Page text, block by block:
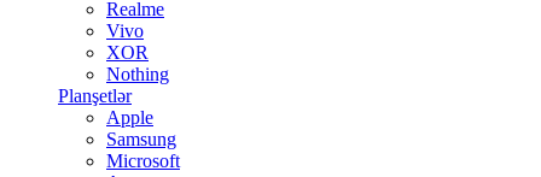
Realme
Vivo
XOR
Nothing
Planşetlər
Apple
Samsung
Microsoft